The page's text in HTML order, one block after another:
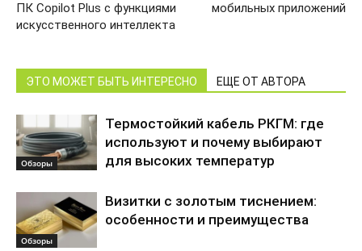
ПК Copilot Plus с функциями
искусственного интеллекта
мобильных приложений
ЭТО МОЖЕТ БЫТЬ ИНТЕРЕСНО ЕЩЕ ОТ АВТОРА
Обзоры
Термостойкий кабель РКГМ: где
используют и почему выбирают
для высоких температур
Обзоры
Визитки с золотым тиснением:
особенности и преимущества